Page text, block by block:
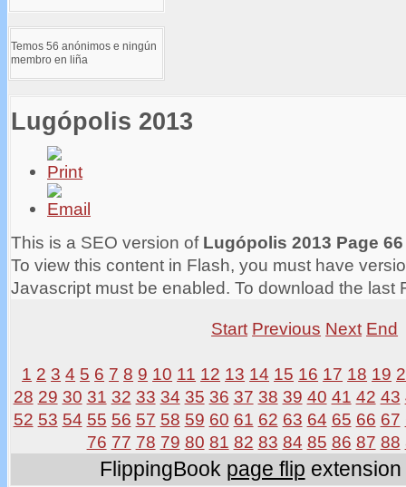
Temos 56 anónimos e ningún
membro en liña
Lugópolis 2013
This is a SEO version of Lugópolis 2013 Page 66
To view this content in Flash, you must have
Javascript must be enabled. To download the last
Start Previous Next End
1 2 3 4 5 6 7 8 9 10 11 12 13 14 15 16 17 18 19
28 29 30 31 32 33 34 35 36 37 38 39 40 41 42 43
52 53 54 55 56 57 58 59 60 61 62 63 64 65 66 67
76 77 78 79 80 81 82 83 84 85 86 87 88
FlippingBook page flip